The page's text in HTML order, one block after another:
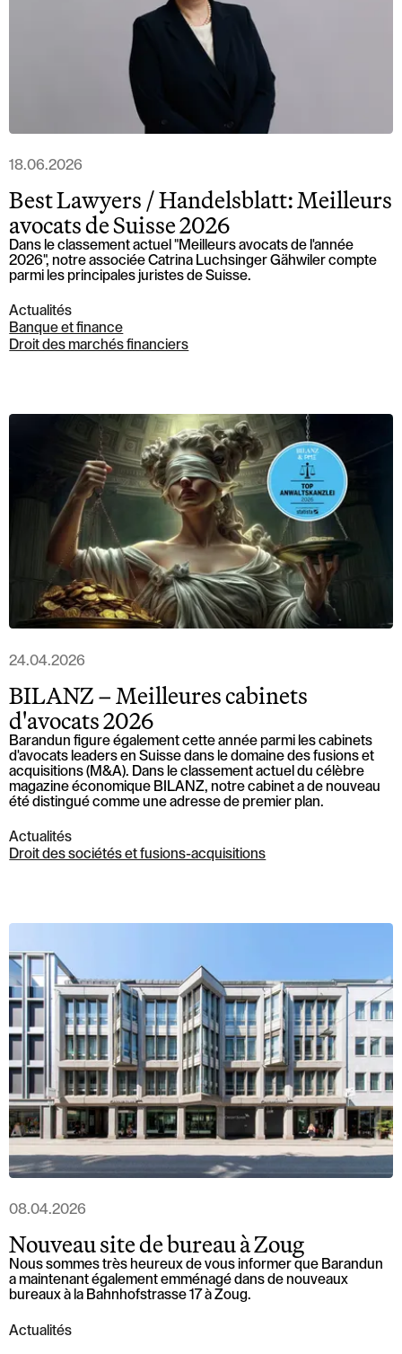
18.06.2026
Best Lawyers / Handelsblatt: Meilleurs
avocats de Suisse 2026
Dans le classement actuel "Meilleurs avocats de l'année
2026", notre associée Catrina Luchsinger Gähwiler compte
parmi les principales juristes de Suisse.
Actualités
Banque et finance
Droit des marchés financiers
24.04.2026
BILANZ – Meilleures cabinets
d'avocats 2026
Barandun figure également cette année parmi les cabinets
d'avocats leaders en Suisse dans le domaine des fusions et
acquisitions (M&A). Dans le classement actuel du célèbre
magazine économique BILANZ, notre cabinet a de nouveau
été distingué comme une adresse de premier plan.
Actualités
Droit des sociétés et fusions-acquisitions
08.04.2026
Nouveau site de bureau à Zoug
Nous sommes très heureux de vous informer que Barandun
a maintenant également emménagé dans de nouveaux
bureaux à la Bahnhofstrasse 17 à Zoug.
Actualités